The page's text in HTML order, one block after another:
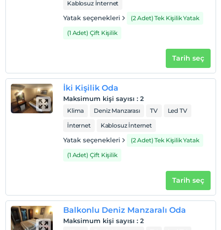
Kablosuz İnternet
Yatak seçenekleri
(2 Adet) Tek Kişilik Yatak
(1 Adet) Çift Kişilik
Tarih seç
İki Kişilik Oda
Maksimum kişi sayısı : 2
Klima Deniz Manzarası TV
Led TV
İnternet
Kablosuz İnternet
Yatak seçenekleri
(2 Adet) Tek Kişilik Yatak
(1 Adet) Çift Kişilik
Tarih seç
Balkonlu Deniz Manzaralı Oda
Maksimum kişi sayısı : 2